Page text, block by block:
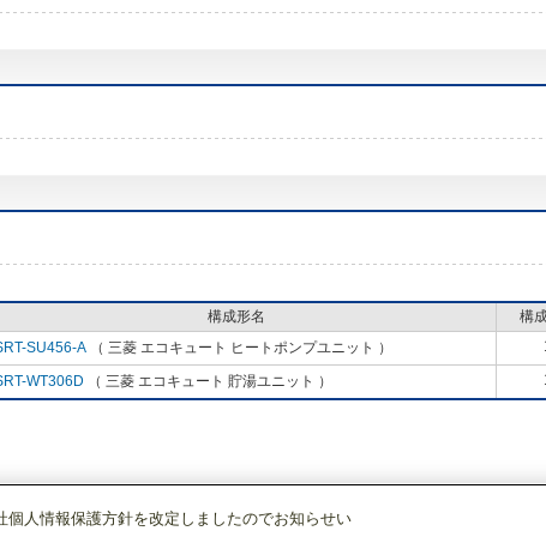
構成形名
構
SU456-A （ 三菱 エコキュート ヒートポンプユニット ）
WT306D （ 三菱 エコキュート 貯湯ユニット ）
人情報保護方針を改定しましたのでお知らせい